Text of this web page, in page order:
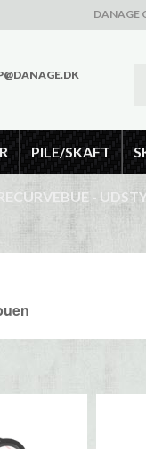
DANAGE
PILE/SKAFT
-